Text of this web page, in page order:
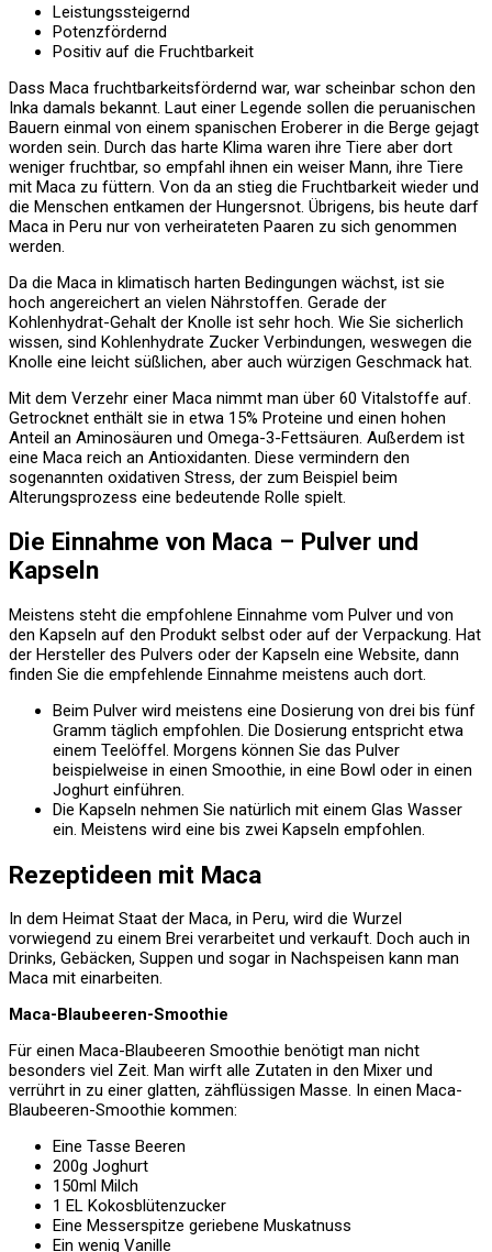
Leistungssteigernd
Potenzfördernd
Positiv auf die Fruchtbarkeit
Dass Maca fruchtbarkeitsfördernd war, war scheinbar schon den
Inka damals bekannt. Laut einer Legende sollen die peruanischen
Bauern einmal von einem spanischen Eroberer in die Berge gejagt
worden sein. Durch das harte Klima waren ihre Tiere aber dort
weniger fruchtbar, so empfahl ihnen ein weiser Mann, ihre Tiere
mit Maca zu füttern. Von da an stieg die Fruchtbarkeit wieder und
die Menschen entkamen der Hungersnot. Übrigens, bis heute darf
Maca in Peru nur von verheirateten Paaren zu sich genommen
werden.
Da die Maca in klimatisch harten Bedingungen wächst, ist sie
hoch angereichert an vielen Nährstoffen. Gerade der
Kohlenhydrat-Gehalt der Knolle ist sehr hoch. Wie Sie sicherlich
wissen, sind Kohlenhydrate Zucker Verbindungen, weswegen die
Knolle eine leicht süßlichen, aber auch würzigen Geschmack hat.
Mit dem Verzehr einer Maca nimmt man über 60 Vitalstoffe auf.
Getrocknet enthält sie in etwa 15% Proteine und einen hohen
Anteil an Aminosäuren und Omega-3-Fettsäuren. Außerdem ist
eine Maca reich an Antioxidanten. Diese vermindern den
sogenannten oxidativen Stress, der zum Beispiel beim
Alterungsprozess eine bedeutende Rolle spielt.
Die Einnahme von Maca – Pulver und
Kapseln
Meistens steht die empfohlene Einnahme vom Pulver und von
den Kapseln auf den Produkt selbst oder auf der Verpackung. Hat
der Hersteller des Pulvers oder der Kapseln eine Website, dann
finden Sie die empfehlende Einnahme meistens auch dort.
Beim Pulver wird meistens eine Dosierung von drei bis fünf
Gramm täglich empfohlen. Die Dosierung entspricht etwa
einem Teelöffel. Morgens können Sie das Pulver
beispielweise in einen Smoothie, in eine Bowl oder in einen
Joghurt einführen.
Die Kapseln nehmen Sie natürlich mit einem Glas Wasser
ein. Meistens wird eine bis zwei Kapseln empfohlen.
Rezeptideen mit Maca
In dem Heimat Staat der Maca, in Peru, wird die Wurzel
vorwiegend zu einem Brei verarbeitet und verkauft. Doch auch in
Drinks, Gebäcken, Suppen und sogar in Nachspeisen kann man
Maca mit einarbeiten.
Maca-Blaubeeren-Smoothie
Für einen Maca-Blaubeeren Smoothie benötigt man nicht
besonders viel Zeit. Man wirft alle Zutaten in den Mixer und
verrührt in zu einer glatten, zähflüssigen Masse. In einen Maca-
Blaubeeren-Smoothie kommen:
Eine Tasse Beeren
200g Joghurt
150ml Milch
1 EL Kokosblütenzucker
Eine Messerspitze geriebene Muskatnuss
Ein wenig Vanille